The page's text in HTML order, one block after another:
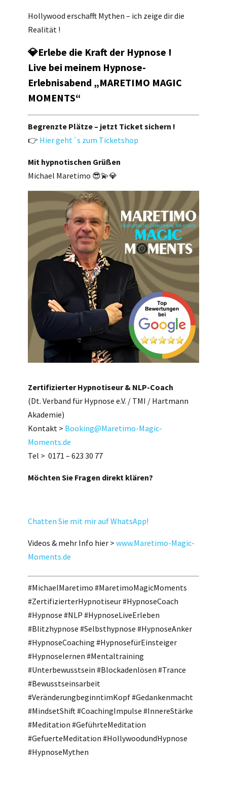
Hollywood erschafft Mythen – ich zeige dir die
Realität !
💎Erlebe die Kraft der Hypnose !
Live bei meinem Hypnose-
Erlebnisabend „MARETIMO MAGIC
MOMENTS“
Begrenzte Plätze – jetzt Ticket sichern !
👉 Hier geht´s zum Ticketshop
Mit hypnotischen Grüßen
Michael Maretimo 😎💫💎
Zertifizierter Hypnotiseur & NLP-Coach
​​​​​​​(Dt. Verband für Hypnose e.V. / TMI / Hartmann
Akademie)
Kontakt > Booking@Maretimo-Magic-
Moments.de
Tel > 0171 – 623 30 77
Möchten Sie Fragen direkt klären?
Chatten Sie mit mir auf WhatsApp!
Videos & mehr Info hier > www.Maretimo-Magic-
Moments.de
#MichaelMaretimo #MaretimoMagicMoments
#ZertifizierterHypnotiseur #HypnoseCoach
#Hypnose #NLP #HypnoseLiveErleben
#Blitzhypnose #Selbsthypnose #HypnoseAnker
#HypnoseCoaching #HypnosefürEinsteiger
#Hypnoselernen #Mentaltraining
#Unterbewusstsein #Blockadenlösen #Trance
#Bewusstseinsarbeit
#VeränderungbeginntimKopf #Gedankenmacht
#MindsetShift #CoachingImpulse #InnereStärke
#Meditation #GeführteMeditation
#GefuerteMeditation #HollywoodundHypnose
#HypnoseMythen